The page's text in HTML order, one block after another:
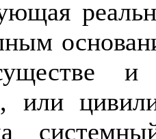
и
или